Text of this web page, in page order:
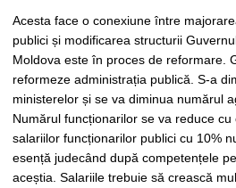
Acesta face o conexiune între
publici și modificarea structurii
Moldova este în proces de reformare.
reformeze administrația publică. S-a
ministerelor și se va diminua numărul
Numărul funcționarilor se va reduce
salariilor funcționarilor publici cu 10%
esență judecând după competențele
aceștia. Salariile trebuie să crească